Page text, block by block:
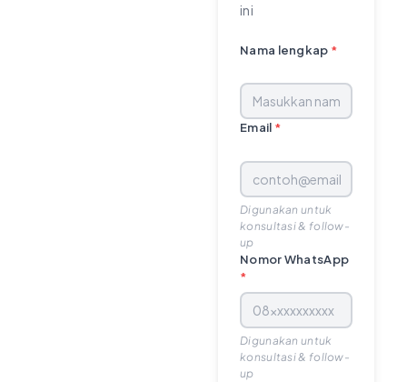
ini
Nama lengkap *
Email *
Digunakan untuk
konsultasi & follow-
up
Nomor WhatsApp
*
Digunakan untuk
konsultasi & follow-
up